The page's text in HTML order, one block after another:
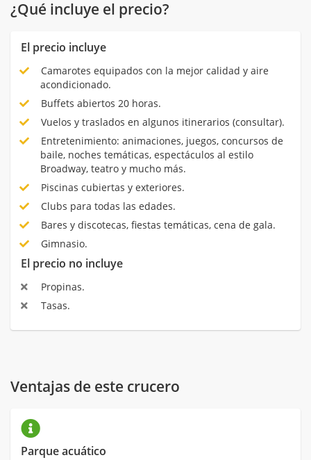
¿Qué incluye el precio?
El precio incluye
Camarotes equipados con la mejor calidad y aire
acondicionado.
Buffets abiertos 20 horas.
Vuelos y traslados en algunos itinerarios (consultar).
Entretenimiento: animaciones, juegos, concursos de
baile, noches temáticas, espectáculos al estilo
Broadway, teatro y mucho más.
Piscinas cubiertas y exteriores.
Clubs para todas las edades.
Bares y discotecas, fiestas temáticas, cena de gala.
Gimnasio.
El precio no incluye
Propinas.
Tasas.
Ventajas de este crucero
Parque acuático